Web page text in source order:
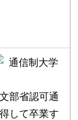
部省認可通
して卒業す